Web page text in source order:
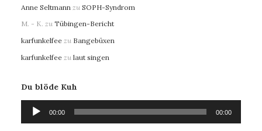
Anne Seltmann zu SOPH-Syndrom
M. - K. zu Tübingen-Bericht
karfunkelfee zu Bangebüxen
karfunkelfee zu laut singen
Du blöde Kuh
Audio-
Player
00:00 00:00